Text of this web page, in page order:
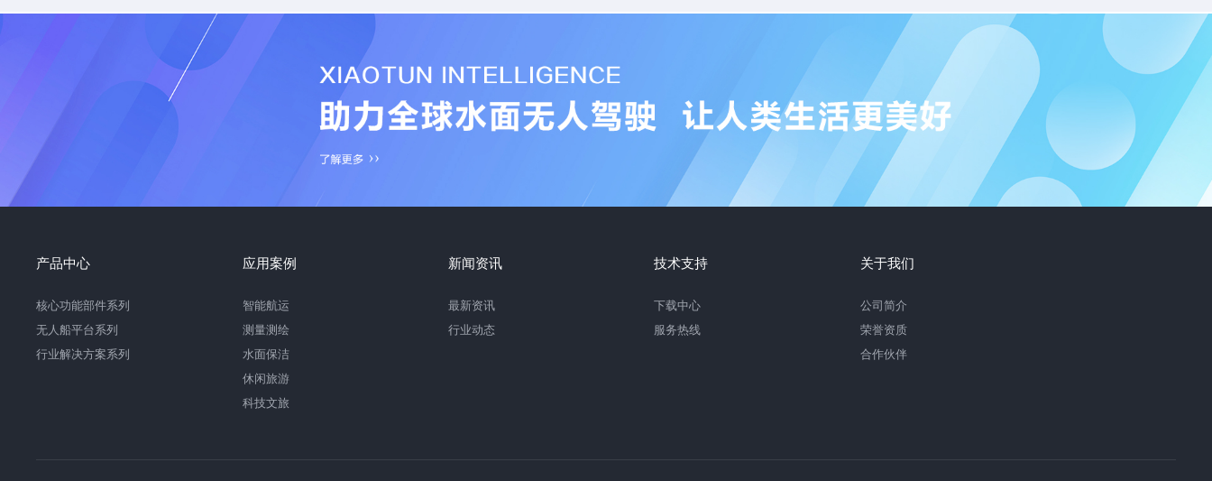
产品中心
核心功能部件系列
无人船平台系列
行业解决方案系列
应用案例
智能航运
测量测绘
水面保洁
休闲旅游
科技文旅
新闻资讯
最新资讯
行业动态
技术支持
下载中心
服务热线
关于我们
公司简介
荣誉资质
合作伙伴